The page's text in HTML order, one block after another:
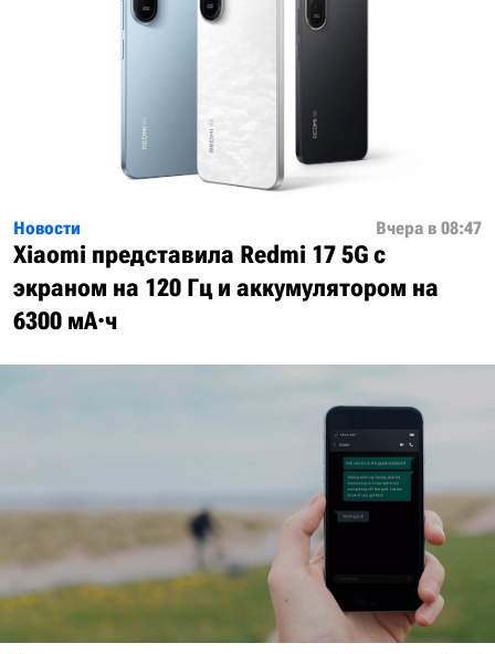
Новости Вчера в 08:47
Xiaomi представила Redmi 17 5G с
экраном на 120 Гц и аккумулятором на
6300 мА·ч